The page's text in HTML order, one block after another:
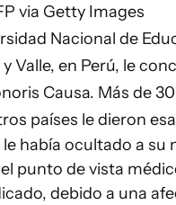
via Getty Images
Nacional de
Valle, en Perú, le
Causa. Más de 30
países le dieron
le había ocultado a su
punto de vista
debido a una